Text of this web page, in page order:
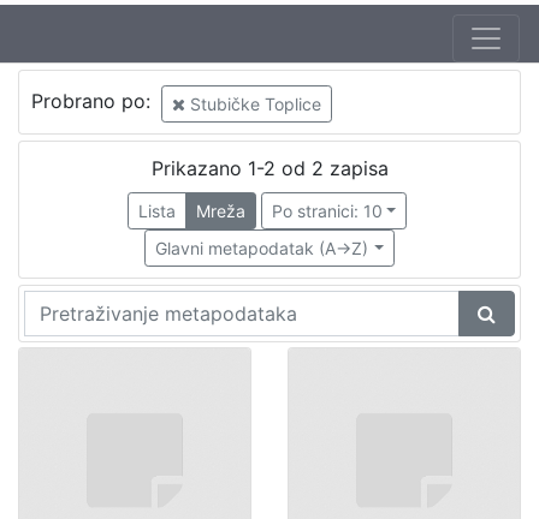
Probrano po: Stubičke Toplice
Prikazano 1-2 od 2 zapisa
Lista Mreža
Po stranici: 10
Glavni metapodatak (A->Z)